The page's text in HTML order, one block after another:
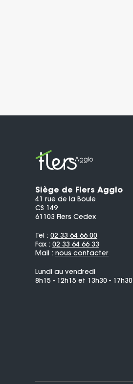
Siège de Flers Agglo
41 rue de la Boule
CS 149
61103 Flers Cedex
Tel : 02 33 64 66 00
Fax : 02 33 64 66 33
Mail : nous contacter
Lundi au vendredi
8h15 - 12h15 et 13h30 - 17h30